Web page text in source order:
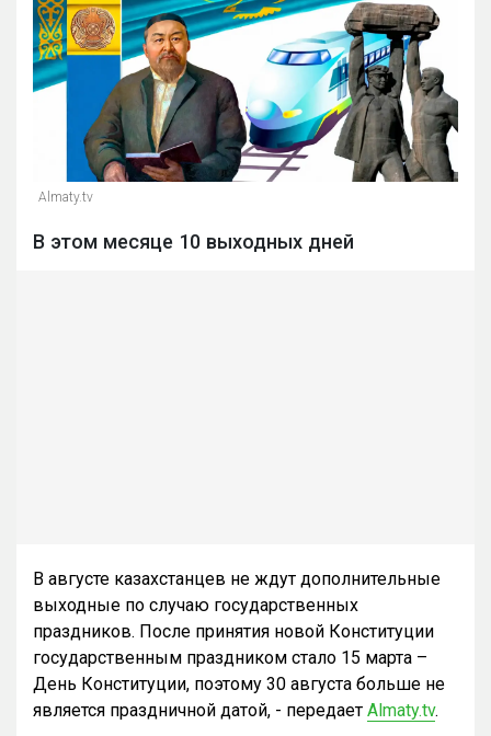
Almaty.tv
В этом месяце 10 выходных дней
В августе казахстанцев не ждут дополнительные
выходные по случаю государственных
праздников. После принятия новой Конституции
государственным праздником стало 15 марта –
День Конституции, поэтому 30 августа больше не
является праздничной датой, - передает Almaty.tv.